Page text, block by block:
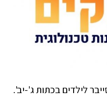
לילדים בכתות ג'-יב'.